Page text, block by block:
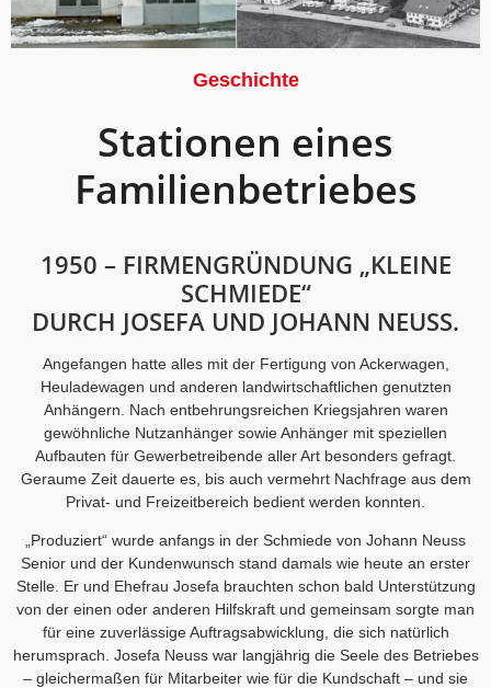
Geschichte
Stationen eines
Familienbetriebes
1950 – FIRMENGRÜNDUNG „KLEINE
SCHMIEDE“
DURCH JOSEFA UND JOHANN NEUSS.
Angefangen hatte alles mit der Fertigung von Ackerwagen,
Heuladewagen und anderen landwirtschaftlichen genutzten
Anhängern. Nach entbehrungsreichen Kriegsjahren waren
gewöhnliche Nutzanhänger sowie Anhänger mit speziellen
Aufbauten für Gewerbetreibende aller Art besonders gefragt.
Geraume Zeit dauerte es, bis auch vermehrt Nachfrage aus dem
Privat- und Freizeitbereich bedient werden konnten.
„Produziert“ wurde anfangs in der Schmiede von Johann Neuss
Senior und der Kundenwunsch stand damals wie heute an erster
Stelle. Er und Ehefrau Josefa brauchten schon bald Unterstützung
von der einen oder anderen Hilfskraft und gemeinsam sorgte man
für eine zuverlässige Auftragsabwicklung, die sich natürlich
herumsprach. Josefa Neuss war langjährig die Seele des Betriebes
– gleichermaßen für Mitarbeiter wie für die Kundschaft – und sie